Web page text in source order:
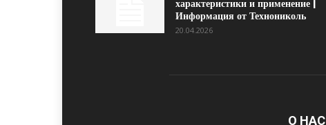
характеристики и применение |
Информация от Технониколь
20.04.2026
О НАС